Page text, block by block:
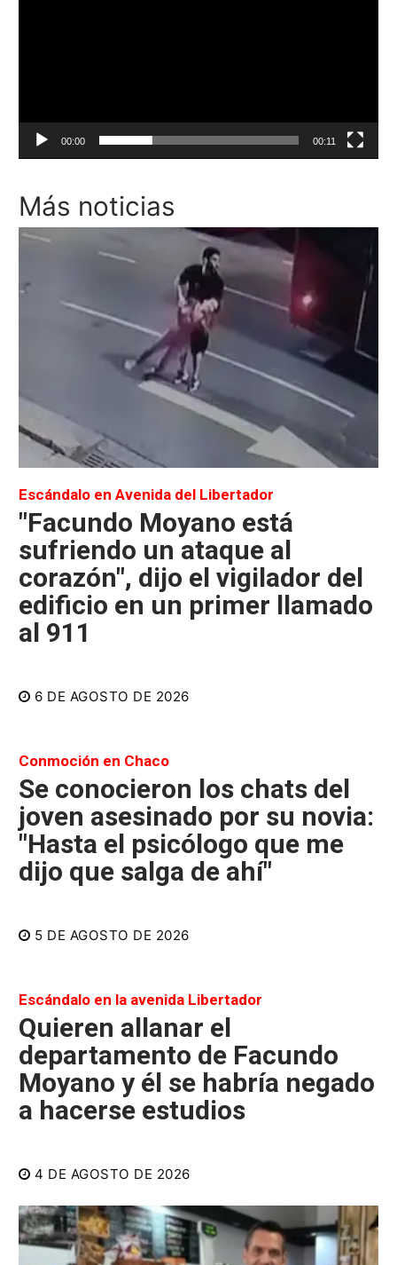
00:00 00:11
Más noticias
Escándalo en Avenida del Libertador
"Facundo Moyano está
sufriendo un ataque al
corazón", dijo el vigilador del
edificio en un primer llamado
al 911
6 DE AGOSTO DE 2026
Conmoción en Chaco
Se conocieron los chats del
joven asesinado por su novia:
"Hasta el psicólogo que me
dijo que salga de ahí"
5 DE AGOSTO DE 2026
Escándalo en la avenida Libertador
Quieren allanar el
departamento de Facundo
Moyano y él se habría negado
a hacerse estudios
4 DE AGOSTO DE 2026